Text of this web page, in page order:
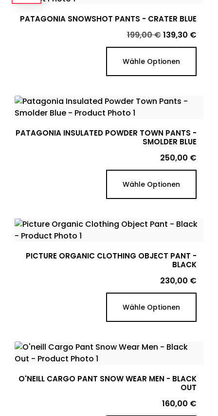
PATAGONIA SNOWSHOT PANTS - CRATER BLUE
Verkaufspreis
199,00 €Preis
139,30 €
Wähle Optionen
PATAGONIA INSULATED POWDER TOWN PANTS -
SMOLDER BLUE
Preis
250,00 €
Wähle Optionen
PICTURE ORGANIC CLOTHING OBJECT PANT -
BLACK
Preis
230,00 €
Wähle Optionen
O'NEILL CARGO PANT SNOW WEAR MEN - BLACK
OUT
Preis
160,00 €